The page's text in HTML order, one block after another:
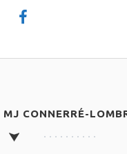
CONNERRÉ-